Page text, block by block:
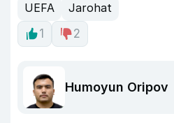
UEFA
Jarohat
1
2
Humoyun Oripov